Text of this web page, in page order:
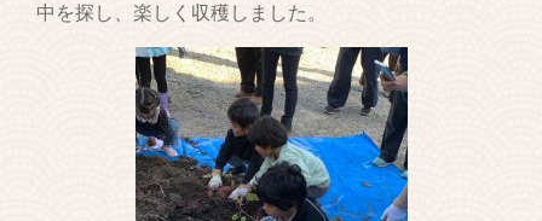
中を探し、楽しく収穫しました。